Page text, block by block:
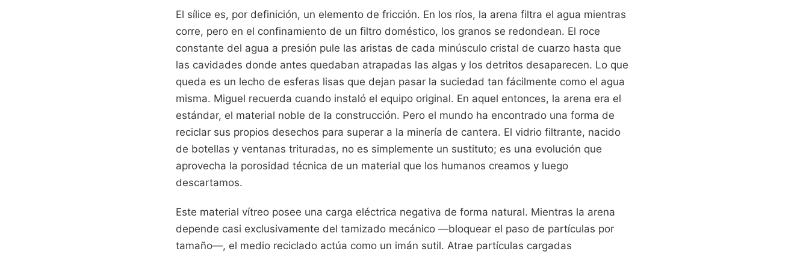
El sílice es, por definición, un elemento de fricción. En los ríos, la arena filtra el agua mientras
corre, pero en el confinamiento de un filtro doméstico, los granos se redondean. El roce
constante del agua a presión pule las aristas de cada minúsculo cristal de cuarzo hasta que
las cavidades donde antes quedaban atrapadas las algas y los detritos desaparecen. Lo que
queda es un lecho de esferas lisas que dejan pasar la suciedad tan fácilmente como el agua
misma. Miguel recuerda cuando instaló el equipo original. En aquel entonces, la arena era el
estándar, el material noble de la construcción. Pero el mundo ha encontrado una forma de
reciclar sus propios desechos para superar a la minería de cantera. El vidrio filtrante, nacido
de botellas y ventanas trituradas, no es simplemente un sustituto; es una evolución que
aprovecha la porosidad técnica de un material que los humanos creamos y luego
descartamos.
Este material vítreo posee una carga eléctrica negativa de forma natural. Mientras la arena
depende casi exclusivamente del tamizado mecánico —bloquear el paso de partículas por
tamaño—, el medio reciclado actúa como un imán sutil. Atrae partículas cargadas